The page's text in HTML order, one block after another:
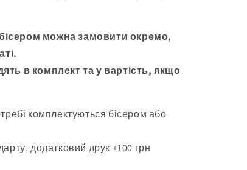
можна замовити окремо,
в комплект та у вартість, якщо
комплектуються бісером або
додатковий друк +100 грн